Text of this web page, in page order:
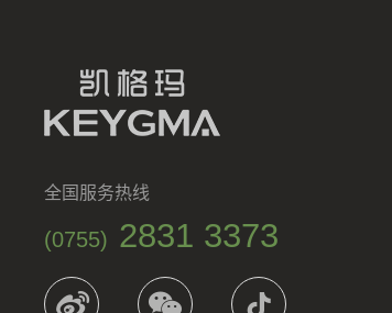
全国服务热线
(0755) 2831 3373